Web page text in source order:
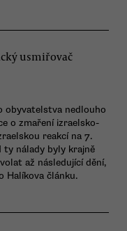
usmiřovač
obyvatelstva nedlouho
o zmaření izraelsko-
reakcí na 7.
ty nálady byly krajně
až následující dění,
Halíkova článku.